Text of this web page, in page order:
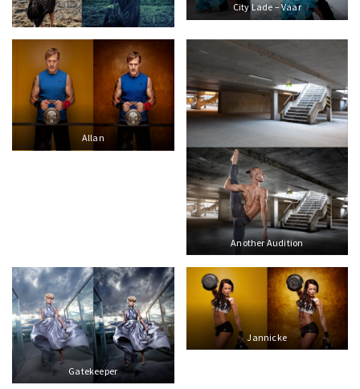
City Lade – Vaar
Allan
Another Audition
Gatekeeper
Jannicke